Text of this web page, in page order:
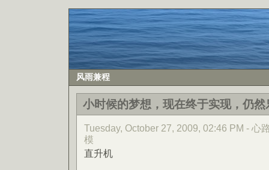
风雨兼程
小时候的梦想，现在终于实现，仍然
Tuesday, October 27, 2009, 02:46 PM - 心
模
直升机